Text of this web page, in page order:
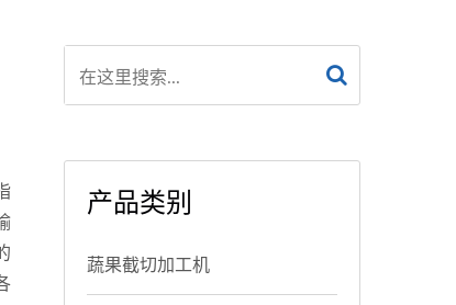
产品类别
蔬果截切加工机